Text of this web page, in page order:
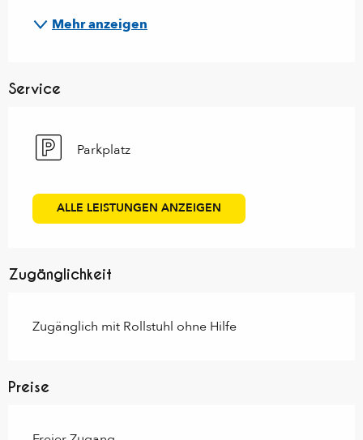
Mehr anzeigen
Service
Parkplatz
ALLE LEISTUNGEN ANZEIGEN
Zugänglichkeit
Zugänglich mit Rollstuhl ohne Hilfe
Preise